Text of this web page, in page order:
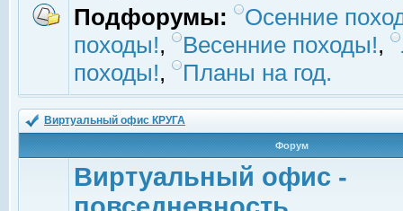
Подфорумы:
Осенние
походы!, Весенние походы!,
походы!, Планы на год.
Виртуальный офис КРУГА
Форум
Виртуальный офис -